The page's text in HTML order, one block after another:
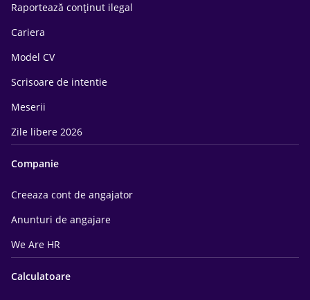
Raportează conținut ilegal
Cariera
Model CV
Scrisoare de intentie
Meserii
Zile libere 2026
Companie
Creeaza cont de angajator
Anunturi de angajare
We Are HR
Calculatoare